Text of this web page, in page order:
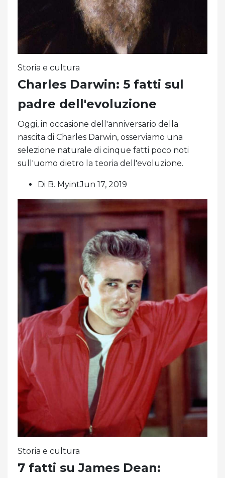
Storia e cultura
Charles Darwin: 5 fatti sul
padre dell'evoluzione
Oggi, in occasione dell'anniversario della
nascita di Charles Darwin, osserviamo una
selezione naturale di cinque fatti poco noti
sull'uomo dietro la teoria dell'evoluzione.
Di B. MyintJun 17, 2019
Storia e cultura
7 fatti su James Dean: